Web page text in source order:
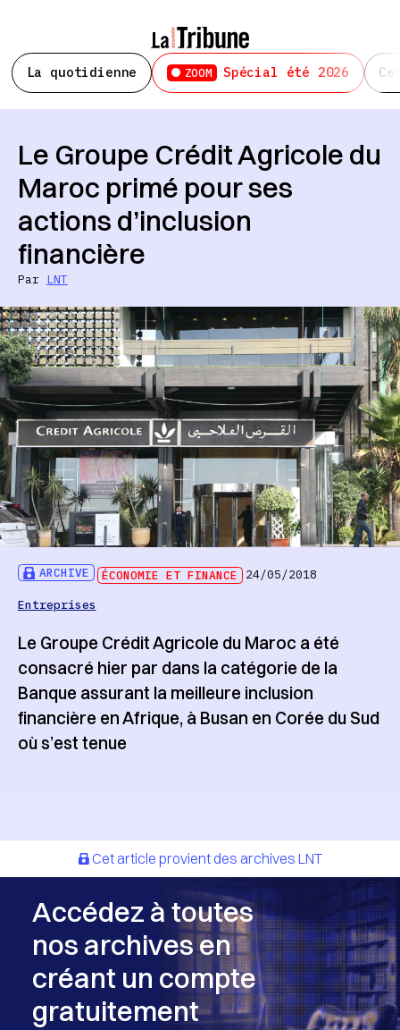
La quotidienne ZOOM Spécial été 2026
ARCHIVE ÉCONOMIE ET FINANCE
24/05/2018
Entreprises
Le Groupe Crédit Agricole du
Maroc primé pour ses
actions d’inclusion
financière
Par LNT
Le Groupe Crédit Agricole du Maroc a été
consacré hier par dans la catégorie de la
Banque assurant la meilleure inclusion
financière en Afrique, à Busan en Corée du Sud
où s’est tenue
Cet article provient des archives LNT
Accédez à toutes
nos archives en
créant un compte
gratuitement